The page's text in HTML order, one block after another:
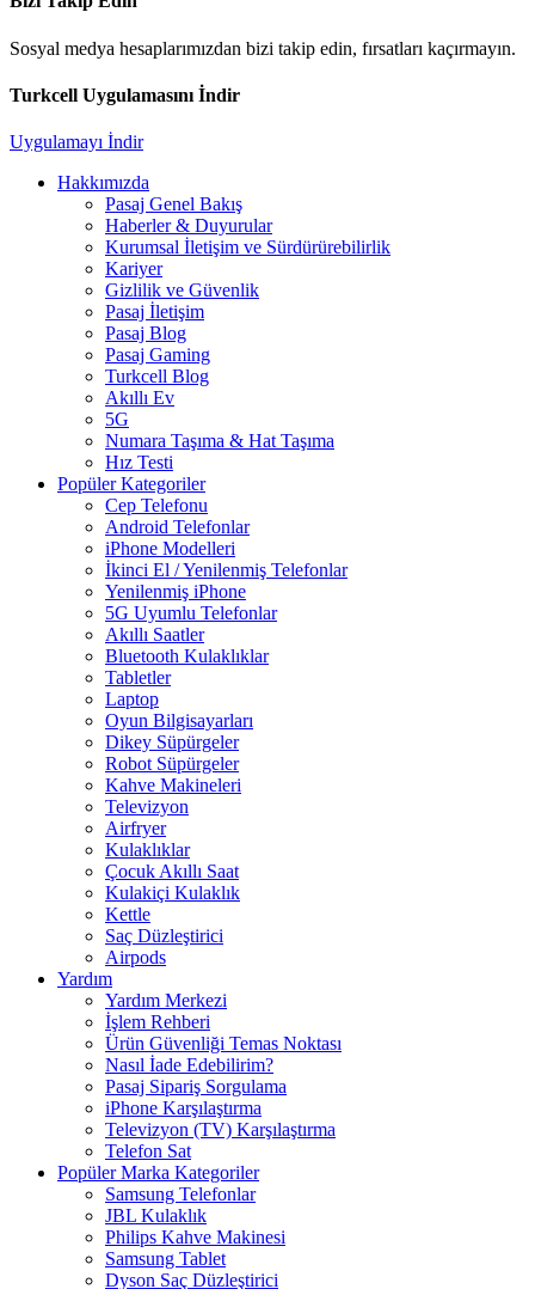
Sosyal medya hesaplarımızdan bizi takip edin, fırsatları kaçırmayın.
Turkcell Uygulamasını İndir
Uygulamayı İndir
Hakkımızda
Pasaj Genel Bakış
Haberler & Duyurular
Kurumsal İletişim ve Sürdürürebilirlik
Kariyer
Gizlilik ve Güvenlik
Pasaj İletişim
Pasaj Blog
Pasaj Gaming
Turkcell Blog
Akıllı Ev
5G
Numara Taşıma & Hat Taşıma
Hız Testi
Popüler Kategoriler
Cep Telefonu
Android Telefonlar
iPhone Modelleri
İkinci El / Yenilenmiş Telefonlar
Yenilenmiş iPhone
5G Uyumlu Telefonlar
Akıllı Saatler
Bluetooth Kulaklıklar
Tabletler
Laptop
Oyun Bilgisayarları
Dikey Süpürgeler
Robot Süpürgeler
Kahve Makineleri
Televizyon
Airfryer
Kulaklıklar
Çocuk Akıllı Saat
Kulakiçi Kulaklık
Kettle
Saç Düzleştirici
Airpods
Yardım
Yardım Merkezi
İşlem Rehberi
Ürün Güvenliği Temas Noktası
Nasıl İade Edebilirim?
Pasaj Sipariş Sorgulama
iPhone Karşılaştırma
Televizyon (TV) Karşılaştırma
Telefon Sat
Popüler Marka Kategoriler
Samsung Telefonlar
JBL Kulaklık
Philips Kahve Makinesi
Samsung Tablet
Dyson Saç Düzleştirici